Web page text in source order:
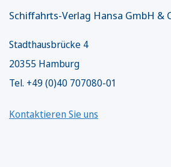
Schiffahrts-Verlag Hansa GmbH &
Stadthausbrücke 4
20355 Hamburg
Tel. +49 (0)40 707080-01
Kontaktieren Sie uns